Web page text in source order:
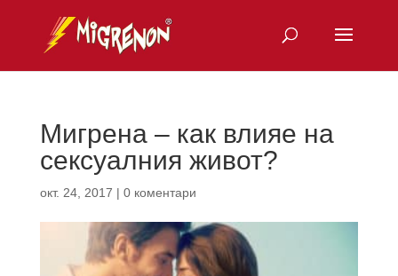
Мигрена – как влияе на
сексуалния живот?
окт. 24, 2017 | 0 коментари